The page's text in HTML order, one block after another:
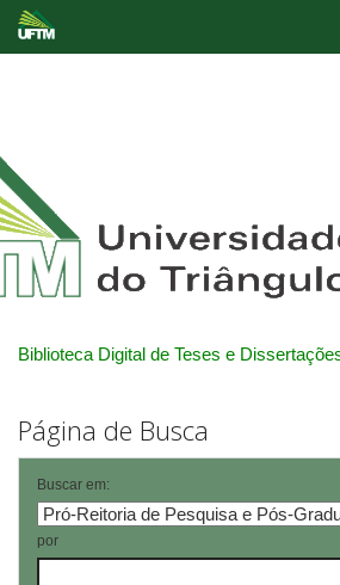
Biblioteca Digital de Teses e
Página de Busca
Buscar em:
por